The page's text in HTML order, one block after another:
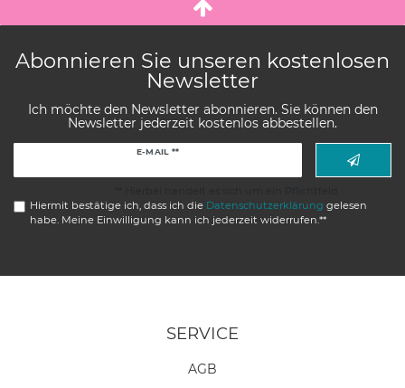
Abonnieren Sie unseren kostenlosen
Newsletter
Ich möchte den Newsletter abonnieren. Sie können den
Newsletter jederzeit kostenlos abbestellen.
E-MAIL **
Hiermit bestätige ich, dass ich die Daten­schutz­erklärung gelesen
habe. Meine Einwilligung kann ich jederzeit widerrufen.**
SERVICE
AGB